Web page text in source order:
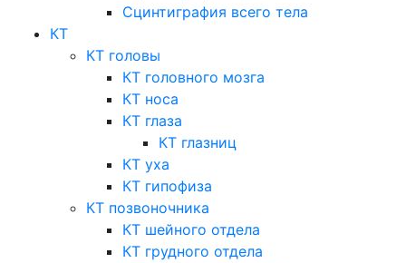
Сцинтиграфия всего тела
КТ
КТ головы
КТ головного мозга
КТ носа
КТ глаза
КТ глазниц
КТ уха
КТ гипофиза
КТ позвоночника
КТ шейного отдела
КТ грудного отдела